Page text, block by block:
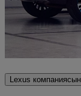
Lexus